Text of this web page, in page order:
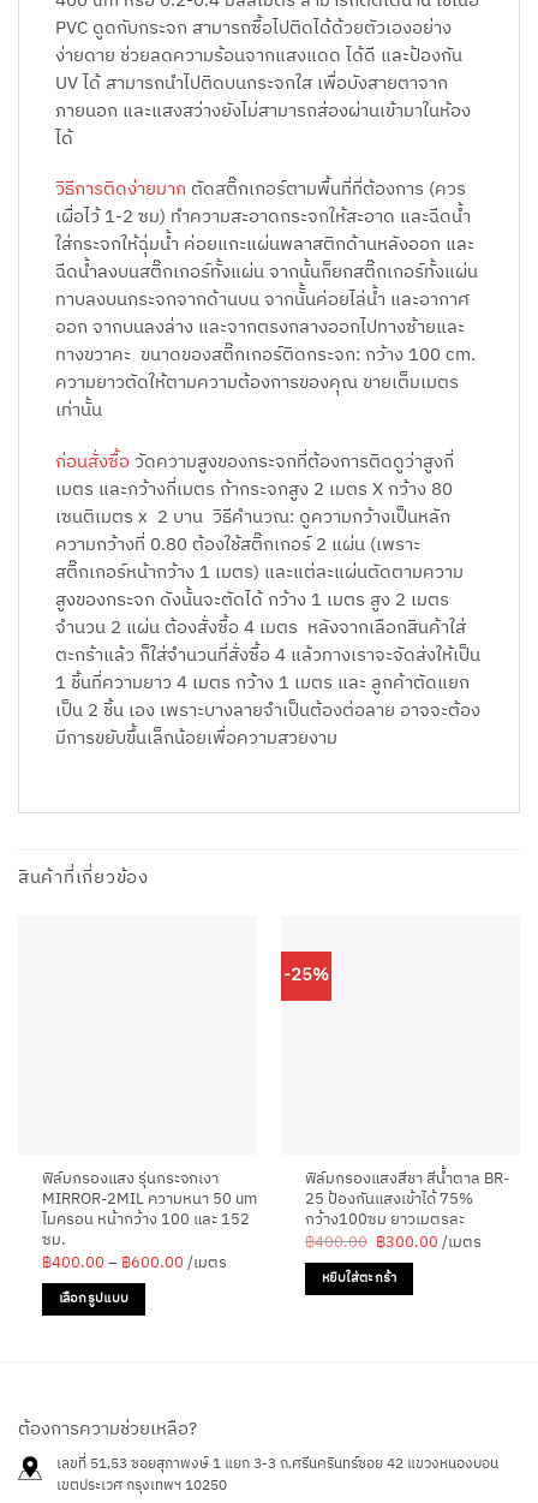
PVC ดูดกับกระจก สามารถซื้อไปติดได้ด้วยตัวเองอย่าง
ง่ายดาย ช่วยลดความร้อนจากแสงแดด ได้ดี และป้องกัน
UV ได้ สามารถนำไปติดบนกระจกใส เพื่อบังสายตาจาก
ภายนอก และแสงสว่างยังไม่สามารถส่องผ่านเข้ามาในห้อง
ได้
วิธีการติดง่ายมาก ตัดสติ๊กเกอร์ตามพื้นที่ที่ต้องการ (ควร
เผื่อไว้ 1-2 ซม) ทำความสะอาดกระจกให้สะอาด และฉีดน้ำ
ใส่กระจกให้ฉุ่มน้ำ ค่อยแกะแผ่นพลาสติกด้านหลังออก และ
ฉีดน้ำลงบนสติ๊กเกอร์ทั้งแผ่น จากนั้นก็ยกสติ๊กเกอร์ทั้งแผ่น
ทาบลงบนกระจกจากด้านบน จากนัั้นค่อยไล่น้ำ และอากาศ
ออก จากบนลงล่าง และจากตรงกลางออกไปทางซ้ายและ
ทางขวาคะ ขนาดของสติ๊กเกอร์ติดกระจก: กว้าง 100 cm.
ความยาวตัดให้ตามความต้องการของคุณ ขายเต็มเมตร
เท่านั้น
ก่อนสั่งซื้อ วัดความสูงของกระจกที่ต้องการติดดูว่าสูงกี่
เมตร และกว้างกี่เมตร ถ้ากระจกสูง 2 เมตร X กว้าง 80
เซนติเมตร x 2 บาน วิธีคำนวณ: ดูความกว้างเป็นหลัก
ความกว้างที่ 0.80 ต้องใช้สติ๊กเกอร์ 2 แผ่น (เพราะ
สติ๊กเกอร์หน้ากว้าง 1 เมตร) และแต่ละแผ่นตัดตามความ
สูงของกระจก ดังนั้นจะตัดได้ กว้าง 1 เมตร สูง 2 เมตร
จำนวน 2 แผ่น ต้องสั่งซื้อ 4 เมตร หลังจากเลือกสินค้าใส่
ตะกร้าแล้ว ก็ใส่จำนวนที่สั่งซื้อ 4 แล้วทางเราจะจัดส่งให้เป็น
1 ชิ้นที่ความยาว 4 เมตร กว้าง 1 เมตร และ ลูกค้าตัดแยก
เป็น 2 ชิ้น เอง เพราะบางลายจำเป็นต้องต่อลาย อาจจะต้อง
มีการขยับขึ้นเล็กน้อยเพื่อความสวยงาม
สินค้าที่เกี่ยวข้อง
ฟิล์มกรองแสง รุ่นกระจกเงา
MIRROR-2MIL ความหนา 50 um
ไมครอน หน้ากว้าง 100 และ 152
ซม.
฿400.00–฿600.00Price
range:
/เมตร
เลือกรูปแบบ
variants.
options
-25%
ฟิล์มกรองแสงสีชา สีน้ำตาล BR-
25 ป้องกันแสงเข้าได้ 75%
กว้าง100ซม ยาวเมตรละ
฿400.00 Original
price
was:
฿400.00.
฿300.00Current
price
/เมตร
หยิบใส่ตะกร้า
ต้องการความช่วยเหลือ?
เลขที่ 51,53 ซอยสุภาพงษ์ 1 แยก 3-3 ถ.ศรีนครินทร์ซอย 42แขวงหนองบอน
เขตประเวศ กรุงเทพฯ 10250